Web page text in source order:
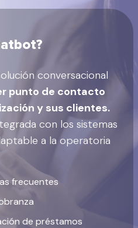
conversacional
punto de contacto
y sus clientes.
con los sistemas
a la operatoria
frecuentes
de préstamos